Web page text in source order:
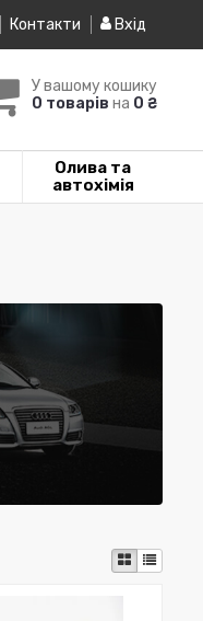
Контакти Вхід
У вашому кошику
0 товарів на 0 ₴
Олива та
автохімія